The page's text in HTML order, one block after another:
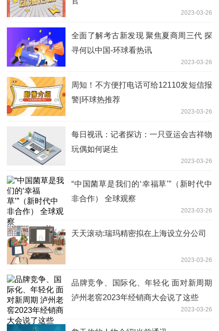
2023-03-26
全面了解考古新发现 聚焦夏商周三代 探
寻何以中国-环球看热讯
2023-03-26
周知！不方便打电话可给12110发短信报
警|环球热推荐
2023-03-26
每日视讯：记者探访：一只亚运会吉祥物
玩偶如何诞生
2023-03-26
“中国菌草是我们的‘幸福草’”（新时代中
非合作） 全球观察
2023-03-26
天天滚动:瑞玛精密拟在上海设立分公司
2023-03-26
品牌竞争、国际化、年轻化 面对新周期
泸州老窖2023年经销商大会说了这些
2023-03-26